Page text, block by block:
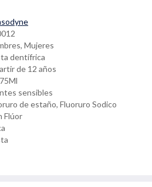
Mujeres
dentífrica
de 12 años
sensibles
de estaño, Fluoruro Sodico
Flúor